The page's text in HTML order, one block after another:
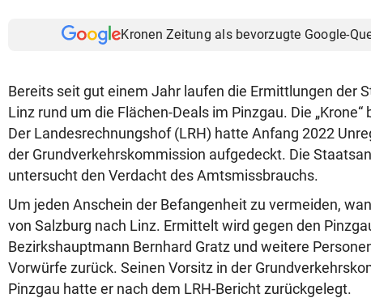
Kronen Zeitung als bevorzugte Google-
Bereits seit gut einem Jahr laufen die Ermittlungen der
Linz rund um die Flächen-Deals im Pinzgau. Die
Der Landesrechnungshof (LRH) hatte Anfang 2022
der Grundverkehrskommission aufgedeckt. Die
untersucht den Verdacht des Amtsmissbrauchs.
Um jeden Anschein der Befangenheit zu vermeiden,
von Salzburg nach Linz. Ermittelt wird gegen den
Bezirkshauptmann Bernhard Gratz und weitere
Vorwürfe zurück. Seinen Vorsitz in der
Pinzgau hatte er nach dem LRH-Bericht zurückgelegt.